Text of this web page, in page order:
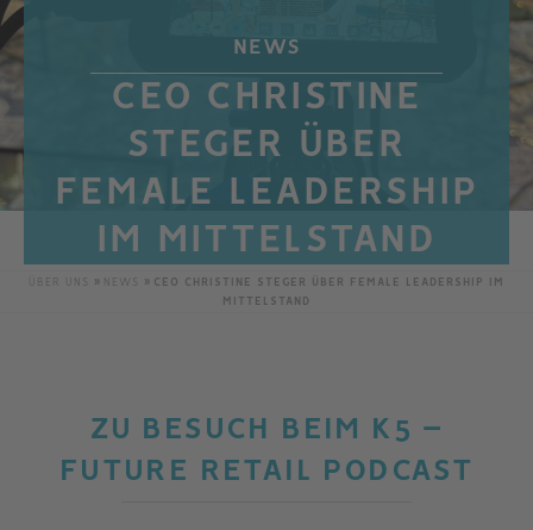
NEWS
CEO CHRISTINE
STEGER ÜBER
FEMALE LEADERSHIP
IM MITTELSTAND
ÜBER UNS
CEO CHRISTINE STEGER ÜBER FEMALE LEADERSHIP IM
MITTELSTAND
ZU BESUCH BEIM K5 –
FUTURE RETAIL PODCAST